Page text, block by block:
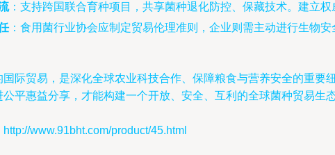
：支持跨国联合育种项目，共享菌种退化防控、保藏技术。建立
：食用菌行业协会应制定贸易伦理准则，企业则需主动进行生物
际贸易，是深化全球农业科技合作、保障粮食与营养安全的重
平惠益分享，才能构建一个开放、安全、互利的全球菌种贸易
www.91bht.com/product/45.html